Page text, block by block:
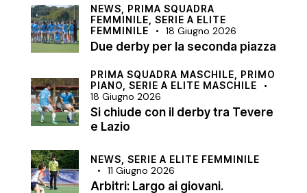
NEWS, PRIMA SQUADRA
FEMMINILE, SERIE A ELITE
FEMMINILE
18 Giugno 2026
Due derby per la seconda piazza
PRIMA SQUADRA MASCHILE, PRIMO
PIANO, SERIE A ELITE MASCHILE
18 Giugno 2026
Si chiude con il derby tra Tevere
e Lazio
NEWS, SERIE A ELITE FEMMINILE
11 Giugno 2026
Arbitri: Largo ai giovani.